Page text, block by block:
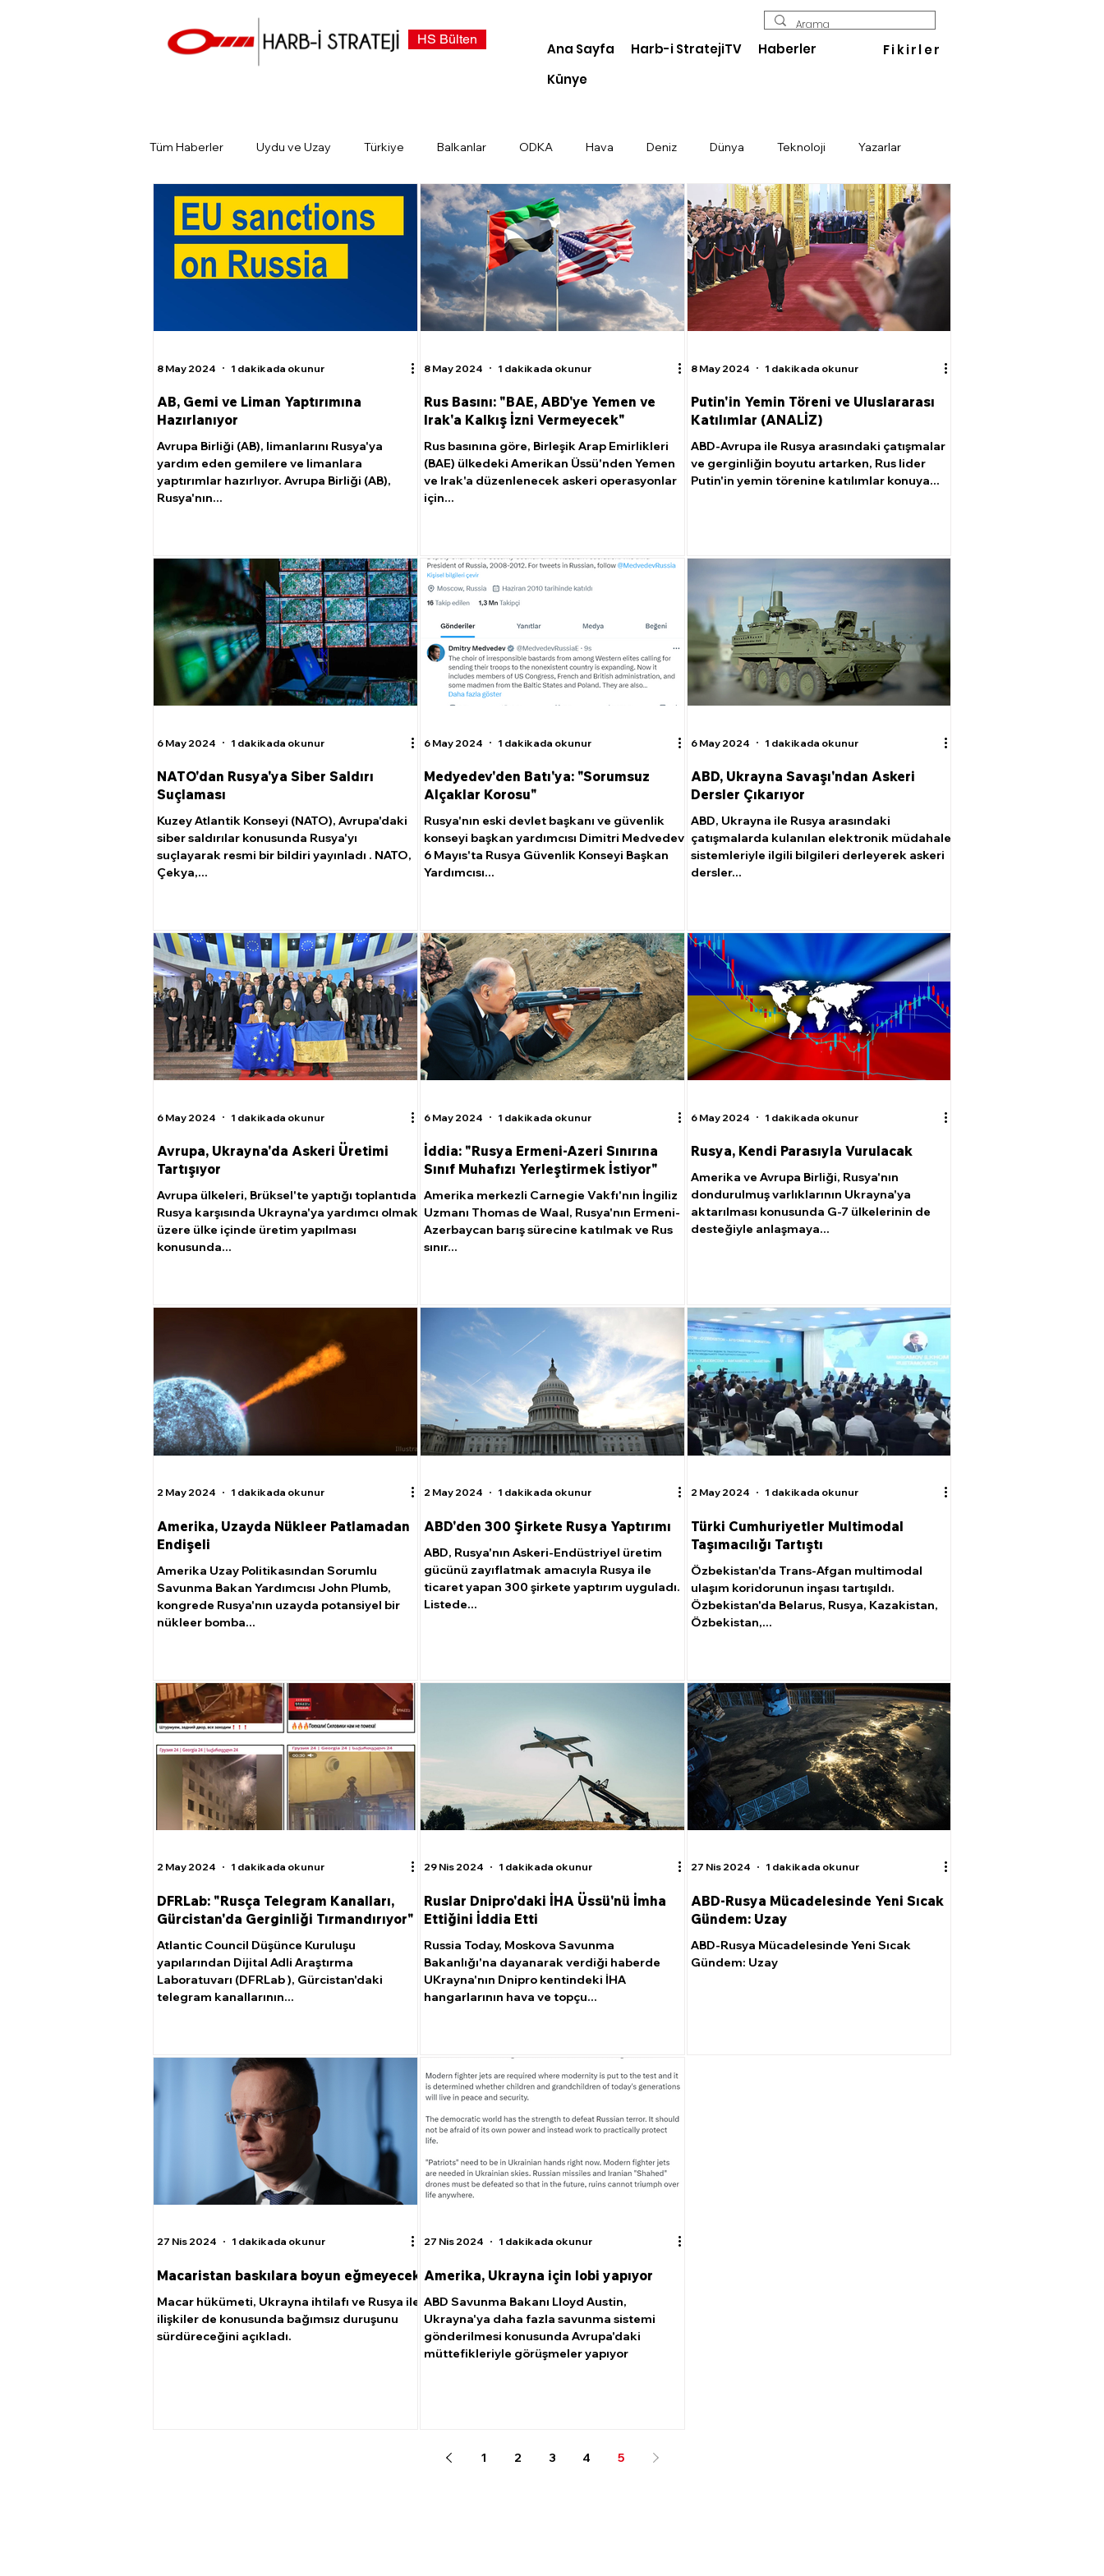
HS Bülten
Ana Sayfa Harb-i StratejiTV
Haberler
Künye
Fikirler
Tüm Haberler Uydu ve Uzay Türkiye Balkanlar ODKA Hava Deniz Dünya Teknoloji Yazarlar
Günün Gündemi Tarihin Gündemi Dosya Haber Kara Türk Devletleri Siber Enerji Savunma
AB, Gemi ve Liman Yaptırımına
Hazırlanıyor
Avrupa Birliği (AB), limanlarını Rusya'ya
yardım eden gemilere ve limanlara
yaptırımlar hazırlıyor. Avrupa Birliği (AB),
Rusya'nın...
8 May 2024 1 dakikada okunur
Rus Basını: "BAE, ABD'ye Yemen ve
Irak'a Kalkış İzni Vermeyecek"
Rus basınına göre, Birleşik Arap Emirlikleri
(BAE) ülkedeki Amerikan Üssü'nden Yemen
ve Irak'a düzenlenecek askeri operasyonlar
için...
8 May 2024 1 dakikada okunur
Putin'in Yemin Töreni ve Uluslararası
Katılımlar (ANALİZ)
ABD-Avrupa ile Rusya arasındaki çatışmalar
ve gerginliğin boyutu artarken, Rus lider
Putin'in yemin törenine katılımlar konuya...
8 May 2024 1 dakikada okunur
NATO'dan Rusya'ya Siber Saldırı
Suçlaması
Kuzey Atlantik Konseyi (NATO), Avrupa'daki
siber saldırılar konusunda Rusya'yı
suçlayarak resmi bir bildiri yayınladı . NATO,
Çekya,...
6 May 2024 1 dakikada okunur
Medyedev'den Batı'ya: "Sorumsuz
Alçaklar Korosu"
Rusya'nın eski devlet başkanı ve güvenlik
konseyi başkan yardımcısı Dimitri Medvedev
6 Mayıs'ta Rusya Güvenlik Konseyi Başkan
Yardımcısı...
6 May 2024 1 dakikada okunur
ABD, Ukrayna Savaşı'ndan Askeri
Dersler Çıkarıyor
ABD, Ukrayna ile Rusya arasındaki
çatışmalarda kulanılan elektronik müdahale
sistemleriyle ilgili bilgileri derleyerek askeri
dersler...
6 May 2024 1 dakikada okunur
Avrupa, Ukrayna'da Askeri Üretimi
Tartışıyor
Avrupa ülkeleri, Brüksel'te yaptığı toplantıda,
Rusya karşısında Ukrayna'ya yardımcı olmak
üzere ülke içinde üretim yapılması
konusunda...
6 May 2024 1 dakikada okunur
İddia: "Rusya Ermeni-Azeri Sınırına
Sınıf Muhafızı Yerleştirmek İstiyor"
Amerika merkezli Carnegie Vakfı'nın İngiliz
Uzmanı Thomas de Waal, Rusya'nın Ermeni-
Azerbaycan barış sürecine katılmak ve Rus
sınır...
6 May 2024 1 dakikada okunur
Rusya, Kendi Parasıyla Vurulacak
Amerika ve Avrupa Birliği, Rusya'nın
dondurulmuş varlıklarının Ukrayna'ya
aktarılması konusunda G-7 ülkelerinin de
desteğiyle anlaşmaya...
6 May 2024 1 dakikada okunur
Amerika, Uzayda Nükleer Patlamadan
Endişeli
Amerika Uzay Politikasından Sorumlu
Savunma Bakan Yardımcısı John Plumb,
kongrede Rusya'nın uzayda potansiyel bir
nükleer bomba...
2 May 2024 1 dakikada okunur
ABD'den 300 Şirkete Rusya Yaptırımı
ABD, Rusya'nın Askeri-Endüstriyel üretim
gücünü zayıflatmak amacıyla Rusya ile
ticaret yapan 300 şirkete yaptırım uyguladı.
Listede...
2 May 2024 1 dakikada okunur
Türki Cumhuriyetler Multimodal
Taşımacılığı Tartıştı
Özbekistan'da Trans-Afgan multimodal
ulaşım koridorunun inşası tartışıldı.
Özbekistan'da Belarus, Rusya, Kazakistan,
Özbekistan,...
2 May 2024 1 dakikada okunur
DFRLab: "Rusça Telegram Kanalları,
Gürcistan'da Gerginliği Tırmandırıyor"
Atlantic Council Düşünce Kuruluşu
yapılarından Dijital Adli Araştırma
Laboratuvarı (DFRLab ), Gürcistan'daki
telegram kanallarının...
2 May 2024 1 dakikada okunur
Ruslar Dnipro'daki İHA Üssü'nü İmha
Ettiğini İddia Etti
Russia Today, Moskova Savunma
Bakanlığı'na dayanarak verdiği haberde
UKrayna'nın Dnipro kentindeki İHA
hangarlarının hava ve topçu...
29 Nis 2024 1 dakikada okunur
ABD-Rusya Mücadelesinde Yeni Sıcak
Gündem: Uzay
ABD-Rusya Mücadelesinde Yeni Sıcak
Gündem: Uzay
27 Nis 2024 1 dakikada okunur
Macaristan baskılara boyun eğmeyecek
Macar hükümeti, Ukrayna ihtilafı ve Rusya ile
ilişkiler de konusunda bağımsız duruşunu
sürdüreceğini açıkladı.
27 Nis 2024 1 dakikada okunur
Amerika, Ukrayna için lobi yapıyor
ABD Savunma Bakanı Lloyd Austin,
Ukrayna'ya daha fazla savunma sistemi
gönderilmesi konusunda Avrupa'daki
müttefikleriyle görüşmeler yapıyor
27 Nis 2024 1 dakikada okunur
1 2 3 4 5